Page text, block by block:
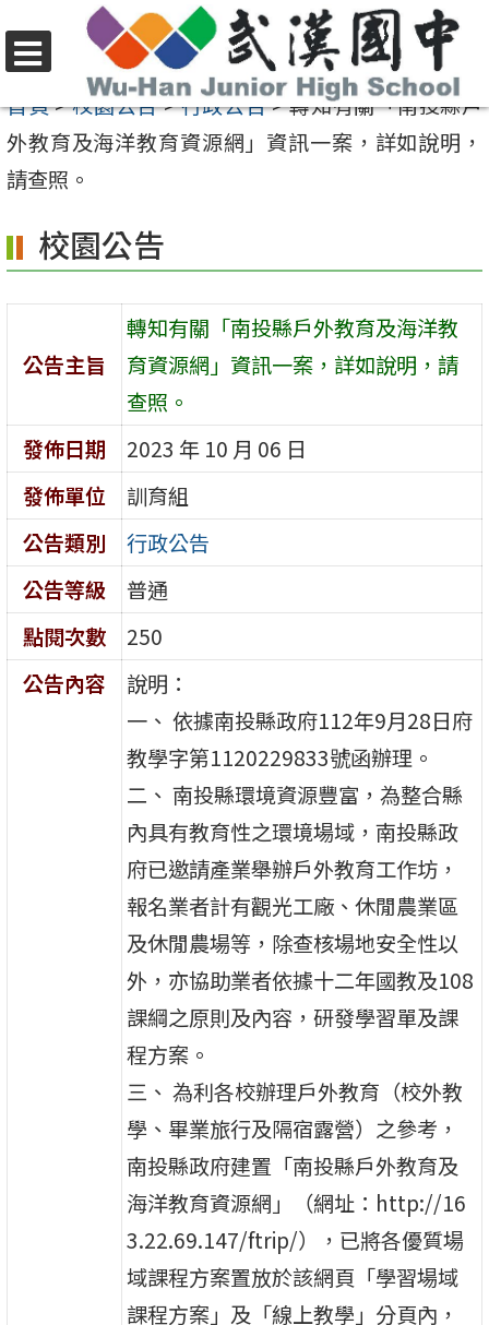
至
要
內
區
選
單
首頁>校園公告>行政公告>轉知有關「南投縣戶
外教育及海洋教育資源網」資訊一案，詳如說明，
請查照。
校園公告
公告主旨
轉知有關「南投縣戶外教育及海洋教
育資源網」資訊一案，詳如說明，請
查照。
發佈日期
2023 年 10 月 06 日
發佈單位
訓育組
公告類別
行政公告
公告等級
普通
點閱次數
250
公告內容
說明：
一、 依據南投縣政府112年9月28日府
教學字第1120229833號函辦理。
二、 南投縣環境資源豐富，為整合縣
內具有教育性之環境場域，南投縣政
府已邀請產業舉辦戶外教育工作坊，
報名業者計有觀光工廠、休閒農業區
及休閒農場等，除查核場地安全性以
外，亦協助業者依據十二年國教及108
課綱之原則及內容，研發學習單及課
程方案。
三、 為利各校辦理戶外教育（校外教
學、畢業旅行及隔宿露營）之參考，
南投縣政府建置「南投縣戶外教育及
海洋教育資源網」（網址：http://16
3.22.69.147/ftrip/），已將各優質場
域課程方案置放於該網頁「學習場域
課程方案」及「線上教學」分頁內，